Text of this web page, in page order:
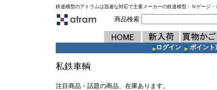
鉄道模型のアトラムは迅速な対応で主要メーカーの鉄道模型・Ｎゲージ
商品検索
ログイン ポイント
私鉄車輌
注目商品・話題の商品、在庫あります。